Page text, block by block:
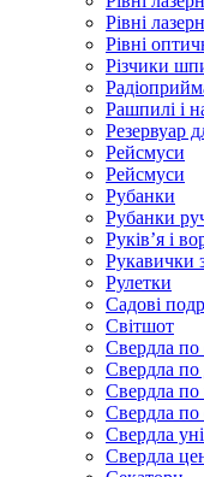
Рівні
Рівні
Різчики
Рашпилі і
Резервуар
Рейсмуси
Рейсмуси
Рубанки
Рубанки
Руківʼя і
Рукавички
Рулетки
Садові
Світшот
Свердла по
Свердла по
Свердла по
Свердла по
Свердла
Свердла